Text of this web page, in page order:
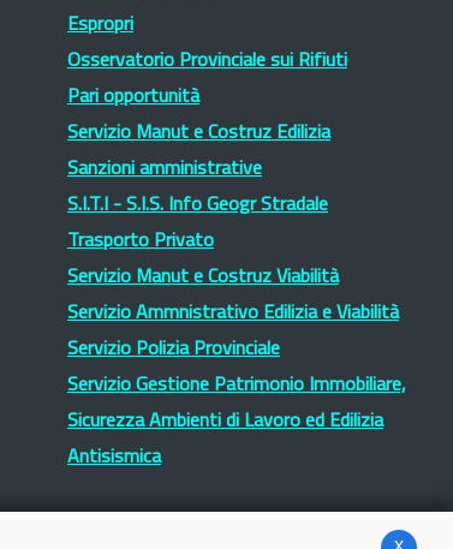
Espropri
Osservatorio Provinciale sui Rifiuti
Pari opportunità
Servizio Manut e Costruz Edilizia
Sanzioni amministrative
S.I.T.I - S.I.S. Info Geogr Stradale
Trasporto Privato
Servizio Manut e Costruz Viabilità
Servizio Ammnistrativo Edilizia e Viabilità
Servizio Polizia Provinciale
Servizio Gestione Patrimonio Immobiliare,
Sicurezza Ambienti di Lavoro ed Edilizia
Antisismica